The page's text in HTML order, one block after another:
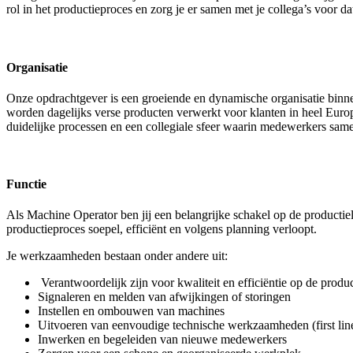
rol in het productieproces en zorg je er samen met je collega’s voor
Organisatie
Onze opdrachtgever is een groeiende en dynamische organisatie
worden dagelijks verse producten verwerkt voor klanten in heel
duidelijke processen en een collegiale sfeer waarin medewerkers
Functie
Als Machine Operator ben jij een belangrijke schakel op de
productieproces soepel, efficiënt en volgens planning verloopt.
Je werkzaamheden bestaan onder andere uit:
Verantwoordelijk zijn voor kwaliteit en efficiëntie op de
Signaleren en melden van afwijkingen of storingen
Instellen en ombouwen van machines
Uitvoeren van eenvoudige technische werkzaamheden (first
Inwerken en begeleiden van nieuwe medewerkers